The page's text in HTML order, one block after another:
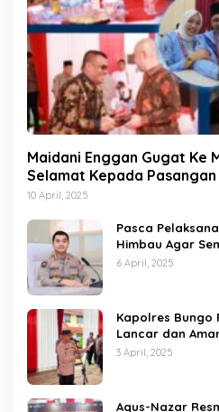
Maidani Enggan Gugat Ke
Selamat Kepada
10 April, 2025
Pasca
Himbau Agar
Kamtibmas
6 April, 2025
Kapolres Bungo
Lancar dan
3 April, 2025
Agus-Nazar